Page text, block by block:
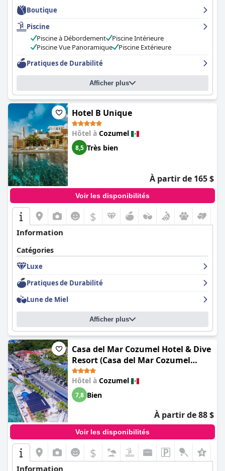
Boutique
Piscine
Piscine à Débordement
Piscine Intérieure
Piscine Vue Panoramique
Piscine Extérieure
Pratiques de Durabilité
Afficher plus
Hotel B Unique
Hôtel à Cozumel
8,5 Très bien
À partir de 165 $
Voir les disponibilités
$
Information
Catégories
Luxe
Pratiques de Durabilité
Lune de Miel
Afficher plus
Casa del Mar Cozumel Hotel & Dive
Resort (Casa del Mar Cozumel
Hotel & Dive Resort with free
access to an exclusive beach club)
Hôtel à Cozumel
7,8 Bien
À partir de 88 $
Voir les disponibilités
$
Information